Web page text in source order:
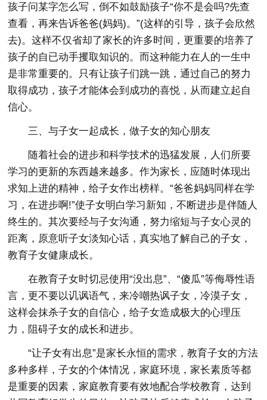
孩子问某字怎么写，倒不如鼓励孩子“你不是会吗?先查
查看，再来告诉爸爸(妈妈)。”(这样的引导，孩子会欣然
去)。这样不仅省却了家长的许多时间，更重要的培养了
孩子的自已动手攫取知识的。而这种能力在人的一生中
是非常重要的。只有让孩子们跳一跳，通过自己的努力
取得成功，孩子才能体会到成功的喜悦，从而建立起自
信心。
三、与子女一起成长，做子女的知心朋友
随着社会的进步和科学技术的迅猛发展，人们所要
学习的更新的东西越来越多。作为家长，应随时体现出
求知上进的精神，给子女作出榜样。“爸爸妈妈同样在学
习，在进步啊!”使子女明白学习新知，不断进步是伴随人
终生的。其次要经与子女沟通，努力缩短与子女心灵的
距离，原意听子女淡知心话，真实地了解自己的子女，
教育子女健康成长。
在教育子女时切忌使用“没出息”、“傻瓜”等侮辱性语
言，更不要以讥讽语气，来冷嘲热讽子女，冷漠子女，
这样会抹杀子女的自信心，给子女造成极大的心理压
力，阻碍子女的成长和进步。
“让子女有出息”是家长永恒的需求，教育子女的方法
多种多样，子女的个体情况，家庭环境，家长素质等都
是重要的因素，家庭教育要有效地配合学校教育，达到